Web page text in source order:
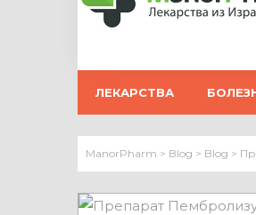
ЛЕКАРСТВА
ManorPharm > Blog > Blog >